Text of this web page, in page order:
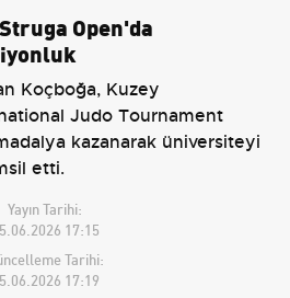
Open'da
Koçboğa, Kuzey
Judo Tournament
kazanarak üniversiteyi
etti.
Yayın Tarihi:
17:15
Tarihi:
17:19